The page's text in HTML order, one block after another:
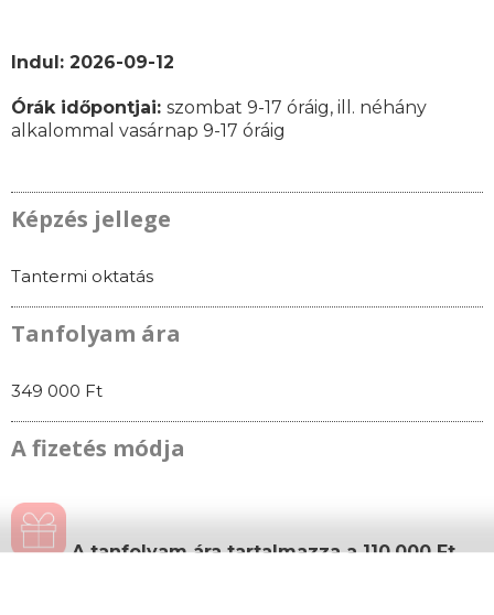
Indul: 2026-09-12
Órák időpontjai: szombat 9-17 óráig, ill. néhány
alkalommal vasárnap 9-17 óráig
Képzés jellege
Tantermi oktatás
Tanfolyam ára
349 000 Ft
A fizetés módja
A tanfolyam ára tartalmazza a 110.000 Ft